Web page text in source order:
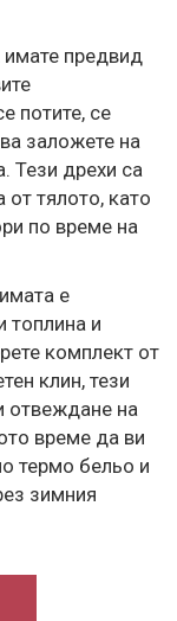
имате предвид
потите, се
заложете на
Тези дрехи са
тялото, като
по време на
е
топлина и
комплект от
клин, тези
отвеждане на
време да ви
термо бельо и
зимния